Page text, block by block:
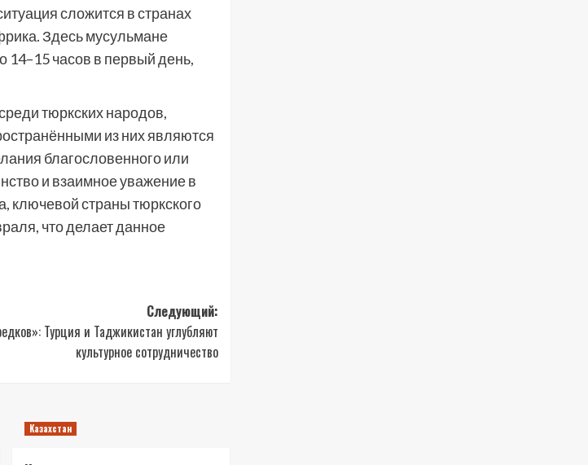
сложится в странах
Здесь мусульмане
часов в первый день,
тюркских народов,
из них являются
благословенного или
и взаимное уважение в
ключевой страны тюркского
что делает данное
Следующий:
Турция и Таджикистан углубляют
культурное сотрудничество
Казахстан